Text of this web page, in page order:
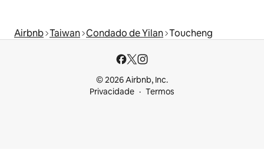
Airbnb Taiwan Condado de Yilan Toucheng
© 2026 Airbnb, Inc.
Privacidade
Termos